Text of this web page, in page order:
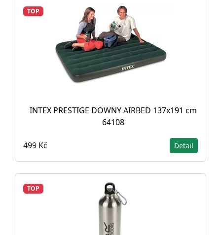
TOP
INTEX PRESTIGE DOWNY AIRBED 137x191 cm
64108
499 Kč Detail
TOP